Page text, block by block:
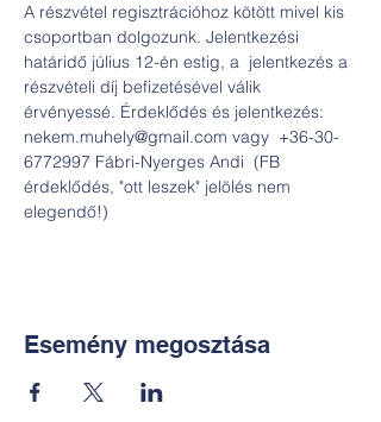
A részvétel regisztrációhoz kötött mivel kis
csoportban dolgozunk. Jelentkezési
határidő július 12-én estig, a  jelentkezés a
részvételi díj befizetésével válik
érvényessé. Érdeklődés és jelentkezés:
nekem.muhely@gmail.com vagy  +36-30-
6772997 Fábri-Nyerges Andi  (FB
érdeklődés, "ott leszek" jelölés nem
elegendő!)
Esemény megosztása